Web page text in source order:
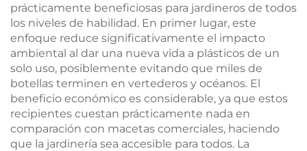
prácticamente beneficiosas para jardineros de todos
los niveles de habilidad. En primer lugar, este
enfoque reduce significativamente el impacto
ambiental al dar una nueva vida a plásticos de un
solo uso, posiblemente evitando que miles de
botellas terminen en vertederos y océanos. El
beneficio económico es considerable, ya que estos
recipientes cuestan prácticamente nada en
comparación con macetas comerciales, haciendo
que la jardinería sea accesible para todos. La